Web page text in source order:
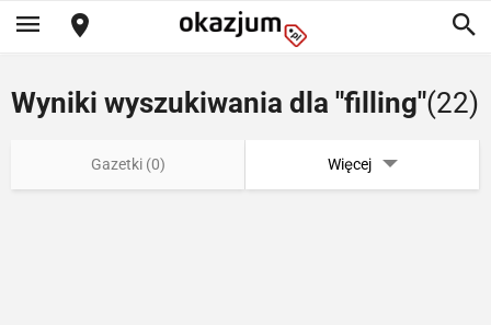
Wyniki wyszukiwania dla "filling"(22)
Gazetki (0) Więcej